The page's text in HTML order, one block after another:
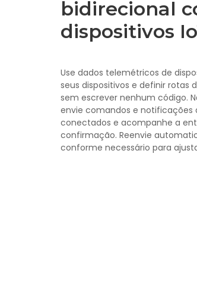
bidirecional
dispositivos
Use dados telemétricos de
seus dispositivos e definir rotas
sem escrever nenhum código.
envie comandos e notificações
conectados e acompanhe a
confirmação. Reenvie
conforme necessário para